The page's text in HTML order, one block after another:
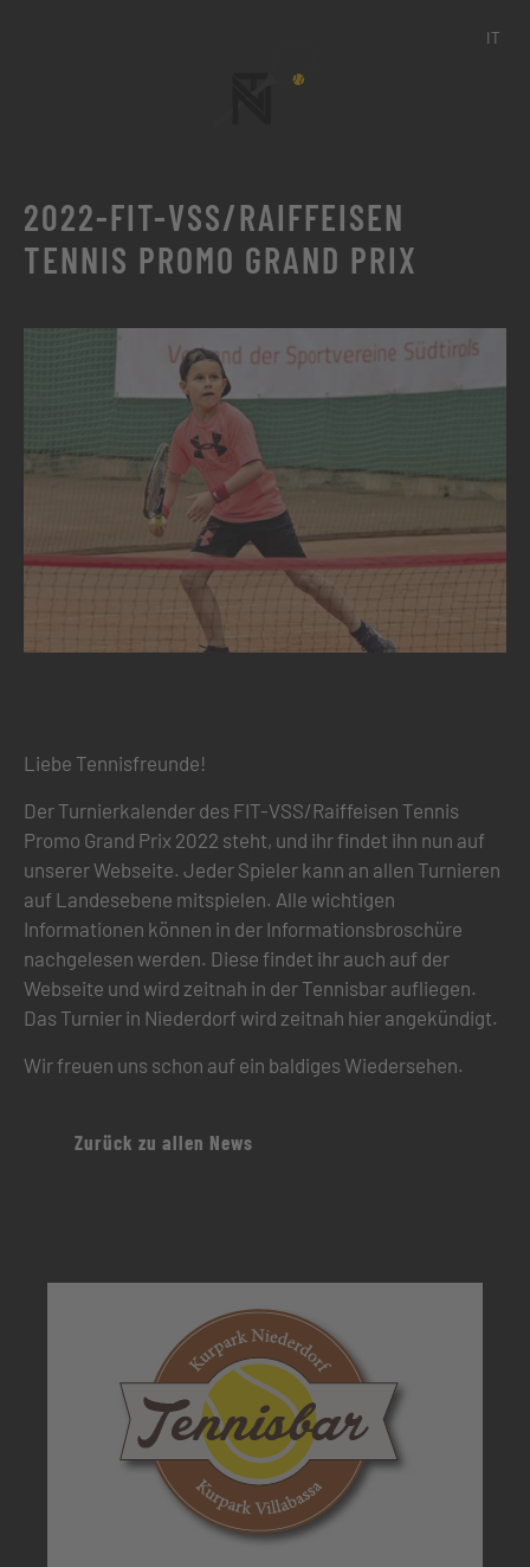
IT
2022-FIT-VSS/RAIFFEISEN
TENNIS PROMO GRAND PRIX
Liebe Tennisfreunde!
Der Turnierkalender des FIT-VSS/Raiffeisen Tennis
Promo Grand Prix 2022 steht, und ihr findet ihn nun auf
unserer Webseite. Jeder Spieler kann an allen Turnieren
auf Landesebene mitspielen. Alle wichtigen
Informationen können in der Informationsbroschüre
nachgelesen werden. Diese findet ihr auch auf der
Webseite und wird zeitnah in der Tennisbar aufliegen.
Das Turnier in Niederdorf wird zeitnah hier angekündigt.
Wir freuen uns schon auf ein baldiges Wiedersehen.
Zurück zu allen News